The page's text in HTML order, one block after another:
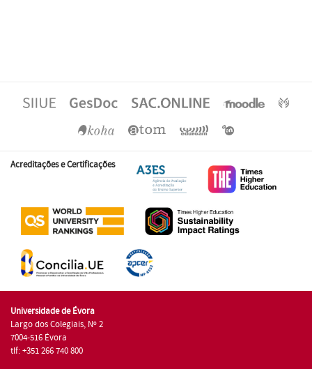
Acreditações e Certificações
Universidade de Évora
Largo dos Colegiais, Nº 2
7004-516 Évora
tlf: +351 266 740 800